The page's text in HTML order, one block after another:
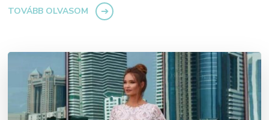
TOVÁBB OLVASOM